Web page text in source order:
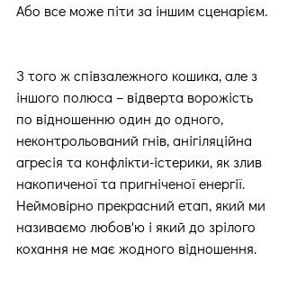
Або все може піти за іншим сценарієм.
З того ж співзалежного кошика, але з
іншого полюса – відверта ворожість
по відношенню один до одного,
неконтрольований гнів, анігіляційна
агресія та конфлікти-істерики, як злив
накопиченої та пригніченої енергії.
Неймовірно прекрасний етап, який ми
називаємо любов'ю і який до зрілого
кохання не має жодного відношення.